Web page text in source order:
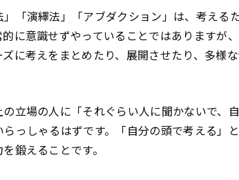
「演繹法」「アブダクション」は、考える
に意識せずやっていることではありますが
に考えをまとめたり、展開させたり、多様
立場の人に「それぐらい人に聞かないで、
っしゃるはずです。「自分の頭で考える」
鍛えることです。